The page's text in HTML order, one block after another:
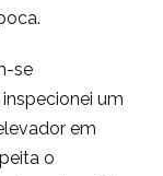
se
um
em
o